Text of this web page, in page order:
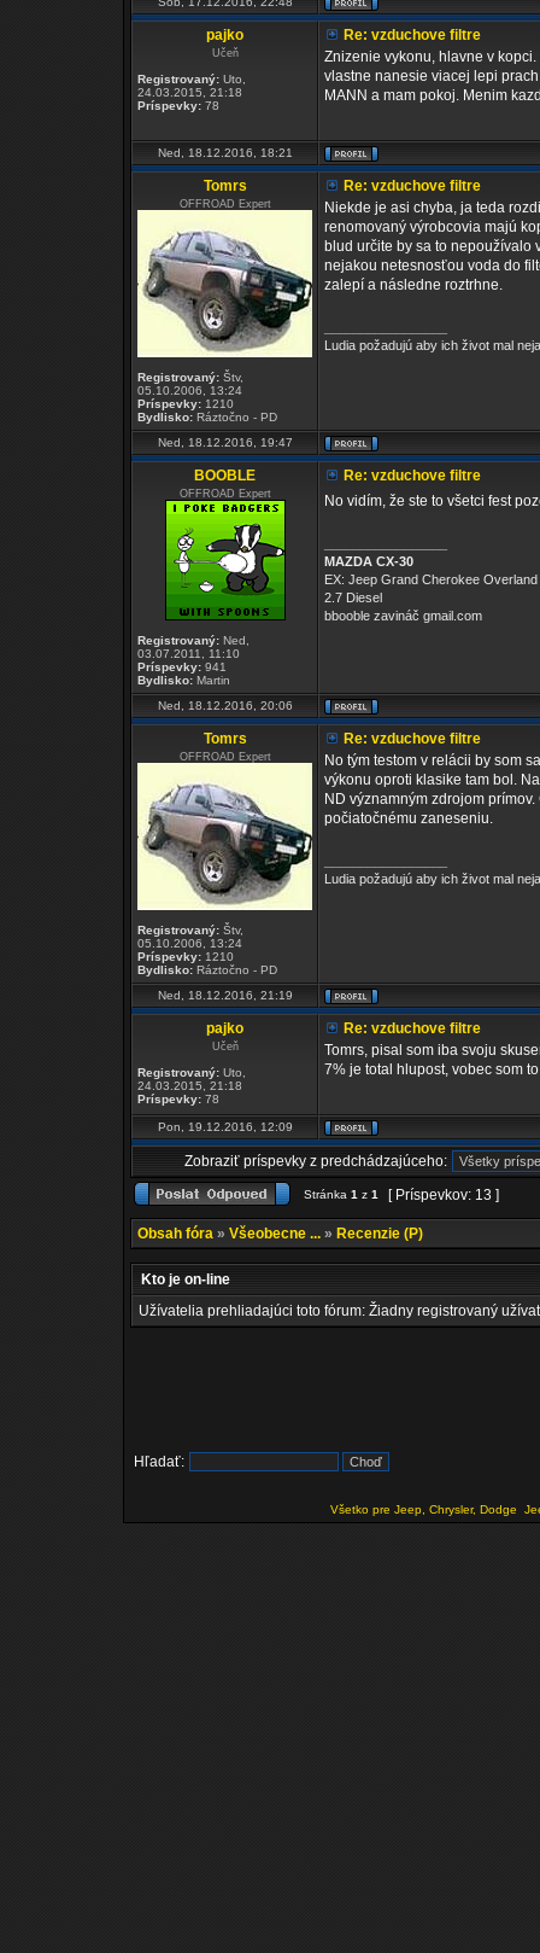
pajko
Učeň
Registrovaný: Uto,
24.03.2015, 21:18
Príspevky: 78
Re: vzduchove filtre
Znizenie vykonu, hlavne v
vlastne nanesie viacej lepi
MANN a mam pokoj. Menim
Ned, 18.12.2016, 18:21
Tomrs
OFFROAD Expert
Registrovaný: Štv,
05.10.2006, 13:24
Príspevky: 1210
Bydlisko: Ráztočno - PD
Re: vzduchove filtre
Niekde je asi chyba, ja teda
renomovaný výrobcovia majú
blud určite by sa to nepoužívalo
nejakou netesnosťou voda do
zalepí a následne roztrhne.
Ludia požadujú aby ich život mal
Ned, 18.12.2016, 19:47
BOOBLE
OFFROAD Expert
Registrovaný: Ned,
03.07.2011, 11:10
Príspevky: 941
Bydlisko: Martin
Re: vzduchove filtre
No vidím, že ste to všetci fest
MAZDA CX-30
EX: Jeep Grand Cherokee Overland
2.7 Diesel
bbooble zavináč gmail.com
Ned, 18.12.2016, 20:06
Tomrs
OFFROAD Expert
Registrovaný: Štv,
05.10.2006, 13:24
Príspevky: 1210
Bydlisko: Ráztočno - PD
Re: vzduchove filtre
No tým testom v relácii by som
výkonu oproti klasike tam bol.
ND významným zdrojom
počiatočnému zaneseniu.
Ludia požadujú aby ich život mal
Ned, 18.12.2016, 21:19
pajko
Učeň
Registrovaný: Uto,
24.03.2015, 21:18
Príspevky: 78
Re: vzduchove filtre
Tomrs, pisal som iba svoju
7% je total hlupost, vobec som
Pon, 19.12.2016, 12:09
Zobraziť príspevky z predchádzajúceho:
Stránka 1 z 1 [ Príspevkov: 13 ]
Obsah fóra » Všeobecne ... » Recenzie (P)
Kto je on-line
Užívatelia prehliadajúci toto fórum: Žiadny registrovaný
Hľadať:
Všetko pre Jeep, Chrysler, Dodge